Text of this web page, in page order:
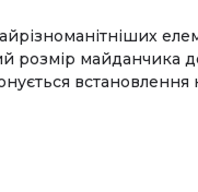
розмір
встановлення